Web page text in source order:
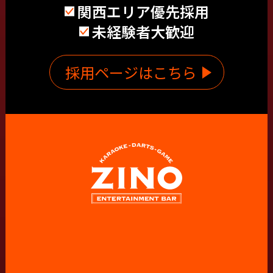
関西エリア優先採用
未経験者大歓迎
採用ページはこちら